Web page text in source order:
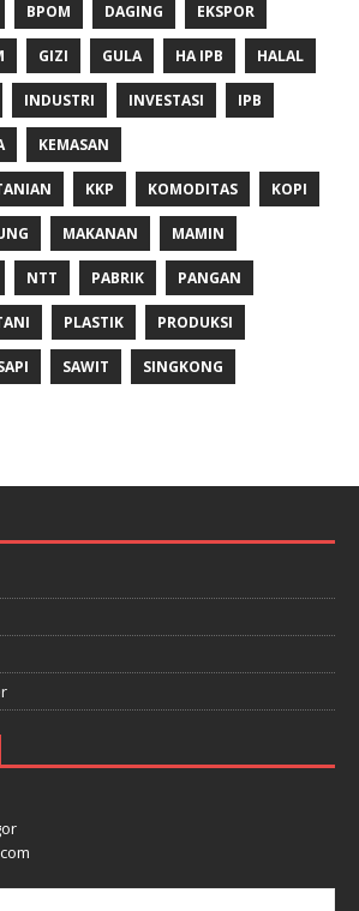
BPOM DAGING EKSPOR
GIZI GULA HA IPB HALAL
INDUSTRI INVESTASI IPB
KEMASAN
KKP KOMODITAS KOPI
MAKANAN MAMIN
NTT PABRIK PANGAN
PLASTIK PRODUKSI
SAWIT SINGKONG